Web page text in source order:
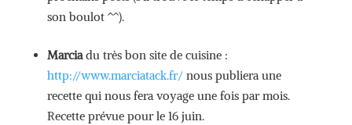
son boulot ^^).
Marciadu très bon site de cuisine :
http://www.marciatack.fr/nous publiera une
recette qui nous fera voyage une fois par mois.
Recette prévue pour le 16 juin.